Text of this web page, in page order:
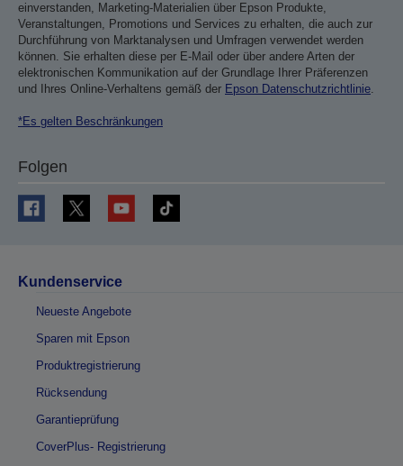
einverstanden, Marketing-Materialien über Epson Produkte,
Veranstaltungen, Promotions und Services zu erhalten, die auch zur
Durchführung von Marktanalysen und Umfragen verwendet werden
können. Sie erhalten diese per E-Mail oder über andere Arten der
elektronischen Kommunikation auf der Grundlage Ihrer Präferenzen
und Ihres Online-Verhaltens gemäß der Epson Datenschutzrichtlinie.
*Es gelten Beschränkungen
Folgen
Kundenservice
Neueste Angebote
Sparen mit Epson
Produktregistrierung
Rücksendung
Garantieprüfung
CoverPlus- Registrierung